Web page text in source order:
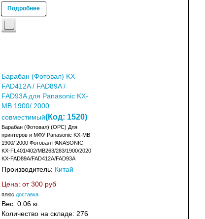
Подробнее
Барабан (Фотовал) KX-
FAD412A / FAD89A /
FAD93A для Panasonic KX-
MB 1900/ 2000
совместимый(Код: 1520)
Барабан (Фотовал) (OPC) Для
принтеров и МФУ Panasonic KX-MB
1900/ 2000 Фотовал PANASONIC
KX-FL401/402/MB263/283/1900/2020
KX-FAD89A/FAD412A/FAD93A
Производитель: Китай
Цена: от 300 руб
плюс доставка
Вес: 0.06 кг.
Количество на складе: 276